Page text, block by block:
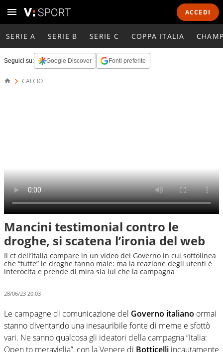
ACCEDI
SERIE A SERIE B SERIE C COPPA ITALIA
Seguici su: Google Discover Fonti preferite
CALCIO
Mancini testimonial contro le
droghe, si scatena l’ironia del web
Il ct dell’Italia compare in un video del Governo in cui sottolinea
che “tutte” le droghe fanno male: ma la reazione degli utenti è
inferocita e prende di mira sia lui che la campagna
28/06/23 20:03
Le campagne di comunicazione del Governo italiano ormai
stanno diventando una inesauribile fonte di meme e sfottò
vari. Ne sanno qualcosa gli ideatori della campagna “Italia:
Open to meraviglia”, con la Venere di Botticelli incautamente